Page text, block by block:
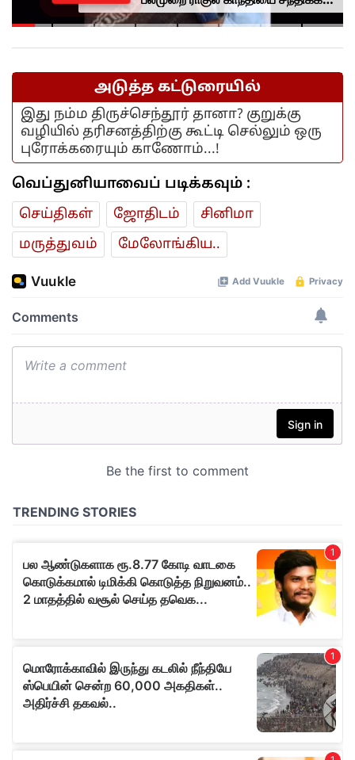
முயன்றாரா சோனம் வாங்சுக்
அடுத்த கட்டுரையில்
இது நம்ம திருச்செந்தூர் தானா? குறுக்கு
வழியில் தரிசனத்திற்கு கூட்டி செல்லும் ஒரு
புரோக்கரையும் காணோம்...!
வெப்துனியாவைப் படிக்கவும் :
செய்திகள் ஜோ‌திட‌ம்
சினிமா
மரு‌த்துவ‌ம்
மேலோங்கிய..